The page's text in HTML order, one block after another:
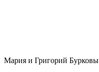
Мария и Григорий Бурковы